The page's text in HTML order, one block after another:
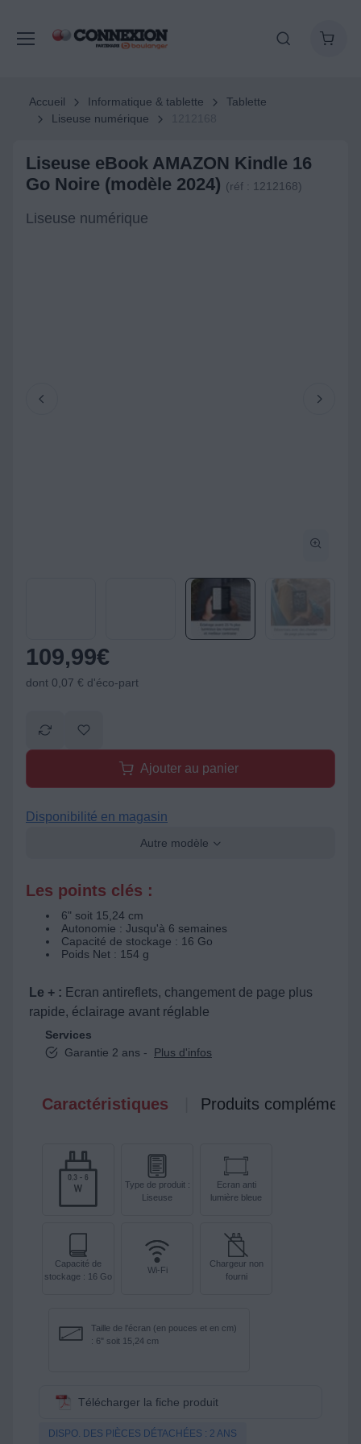
Accueil Informatique & tablette
Tablette
Liseuse numérique
Liseuse eBook AMAZON Kindle 16
Go Noire (modèle 2024) (réf : 1212168)
Liseuse numérique
109,99€
dont 0,07 € d'éco-part
Ajouter au panier
Disponibilité en magasin
Autre modèle
Les points clés :
6" soit 15,24 cm
Autonomie : Jusqu'à 6 semaines
Capacité de stockage : 16 Go
Poids Net : 154 g
Le + : Ecran antireflets, changement de page plus
rapide, éclairage avant réglable
Services
Garantie 2 ans -
Plus d'infos
Caractéristiques Produits
Type de produit :
Liseuse
Ecran anti
lumière bleue
Capacité de
stockage : 16 Go
Wi-Fi
Chargeur non
fourni
Taille de l'écran (en pouces et en cm)
: 6" soit 15,24 cm
Télécharger la fiche produit
DISPO. DES PIÈCES DÉTACHÉES : 2 ANS